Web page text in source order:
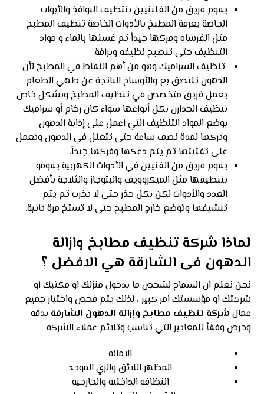
يقوم فريق من الفلبنيين بنتظيف النوافذ والأبواب
الخاصة بغرفة المطبخ بالأدوات الخاصة تنظيف المطبخ
مثل الفرشاه وفركها جيداً ثم غسلها بالماء و مواد
التنظيف حتى تنصبح نظيفه وبراقة.
تنظيف السراميك وهو من أهم النقاط في المطبخ لأن
الدهون تلتصق بع والأوساخ الناتجة عن طهي الطعام
يعمل فريق متخصص في تنظيف المطبخ وبشكل خاص
نتظيف الجدارن بكل أنواعها سواء كان رخام أو سراميك
بوضع المواد التنظيف التي اعمل على إذابة الدهون
وتركها لمدة نصف ساعة حتى تتغلل في الدهون وتعمل
على تفتيتها ثم يتم دعكها وفركها جيداَ.
يقوم فريق من الفنيين في الأدوات الكهربية يقومو
بتنظيفها مثل الميكروويف والبتوجاز والثلاجة بأفضل
العدد والأدوات لكن بكل حذر حتى لا تخرب ثم يتم
تنشيفها وتوضع خارج المطبخ حتى لا تستخ مرة ثانية.
لماذا شركة تنظيف مطابخ وازالة
الدهون فى الشارقة هي الافضل ؟
نحن نعلم ان السماح لشخص ما بدخول منزلك او مكتبك او
شركتك او مؤسستك امر كبير ، لذلك يتم فحص واختيار جميع
عمال شركة تنظيف مطابخ وإزالة الدهون الشارقة بدقه
وحرص وفقأ للمعايير التي تناسب وتلائم عملاء الشركه
الامانه
المظهر اللائق والزي الموحد
النظافه الداخليه والخارجيه